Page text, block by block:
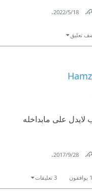
18‏/5‏/2022
.
تعليق
لايدل على مابداخله
28‏/9‏/2017
.
يوافقون 3 تعليقات